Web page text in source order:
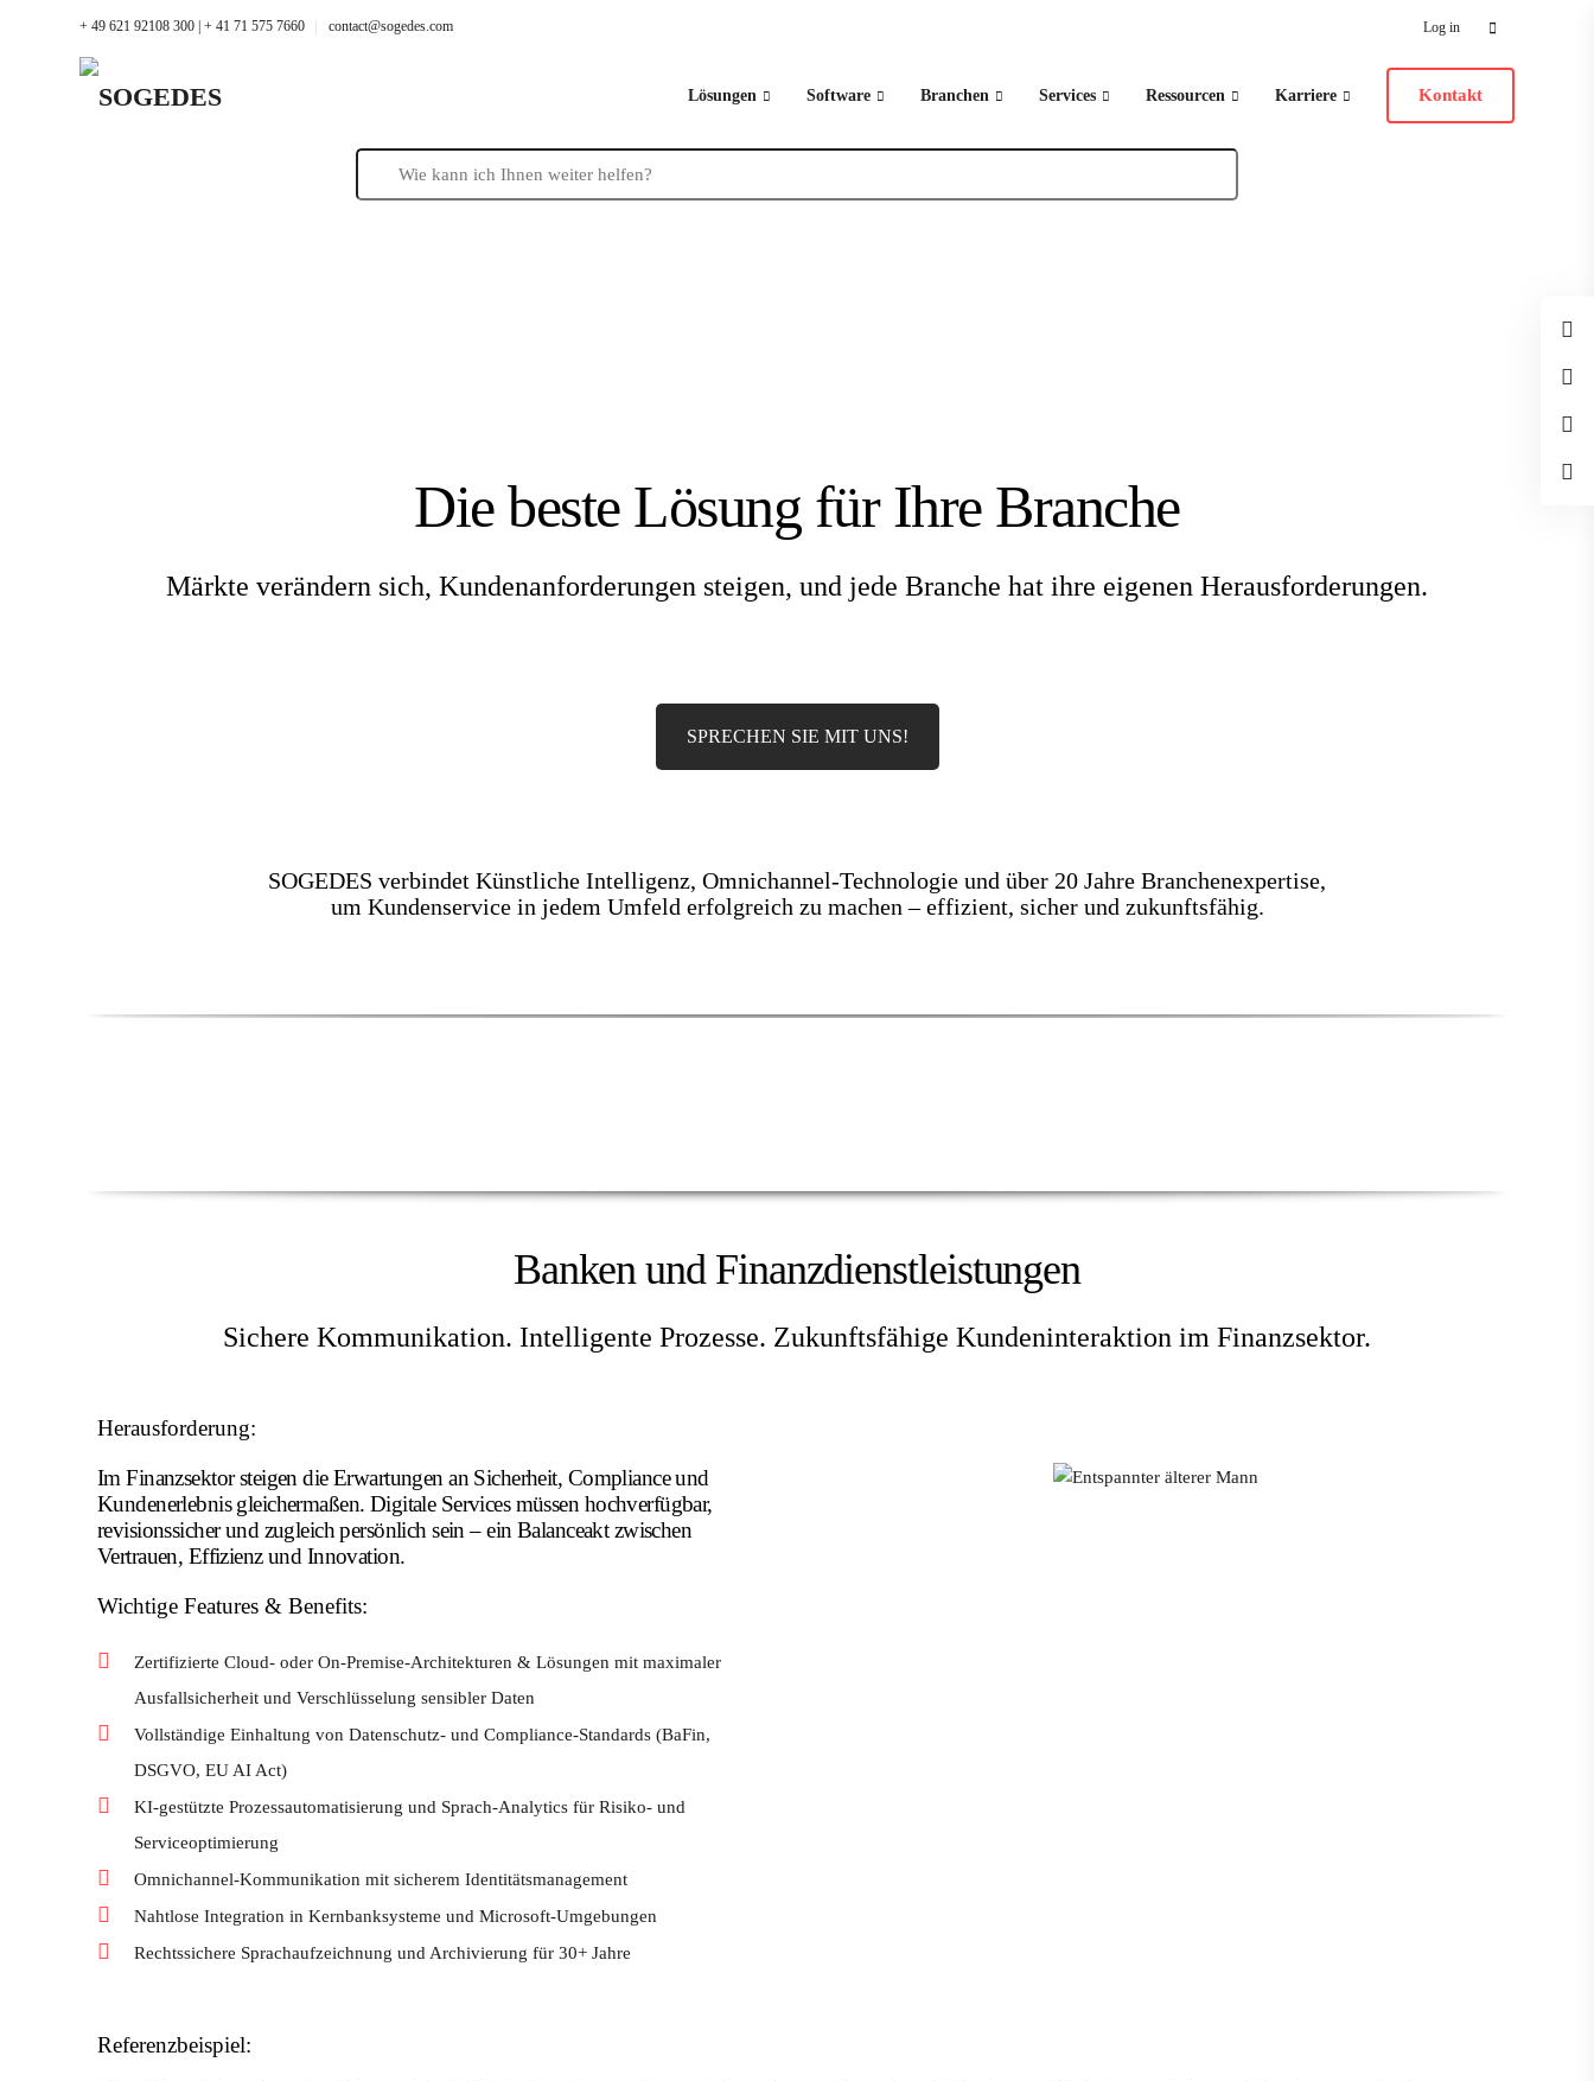
Log in Search
for:
+ 49 621 92108 300 | + 41 71 575 7660 contact@sogedes.com
Lösungen Software Branchen Services Ressourcen Karriere Kontakt
Die beste Lösung für Ihre Branche
Märkte verändern sich, Kundenanforderungen steigen, und jede Branche hat ihre eigenen Herausforderungen.
SPRECHEN SIE MIT UNS!
SOGEDES verbindet Künstliche Intelligenz, Omnichannel-Technologie und über 20 Jahre Branchenexpertise,
um Kundenservice in jedem Umfeld erfolgreich zu machen – effizient, sicher und zukunftsfähig.
Banken und Finanzdienstleistungen
Sichere Kommunikation. Intelligente Prozesse. Zukunftsfähige Kundeninteraktion im Finanzsektor.
Herausforderung:
Im Finanzsektor steigen die Erwartungen an Sicherheit, Compliance und
Kundenerlebnis gleichermaßen. Digitale Services müssen hochverfügbar,
revisionssicher und zugleich persönlich sein – ein Balanceakt zwischen
Vertrauen, Effizienz und Innovation.
Wichtige Features & Benefits:
Zertifizierte Cloud- oder On-Premise-Architekturen & Lösungen mit maximaler
Ausfallsicherheit und Verschlüsselung sensibler Daten
Vollständige Einhaltung von Datenschutz- und Compliance-Standards (BaFin,
DSGVO, EU AI Act)
KI-gestützte Prozessautomatisierung und Sprach-Analytics für Risiko- und
Serviceoptimierung
Omnichannel-Kommunikation mit sicherem Identitätsmanagement
Nahtlose Integration in Kernbanksysteme und Microsoft-Umgebungen
Rechtssichere Sprachaufzeichnung und Archivierung für 30+ Jahre
Referenzbeispiel: